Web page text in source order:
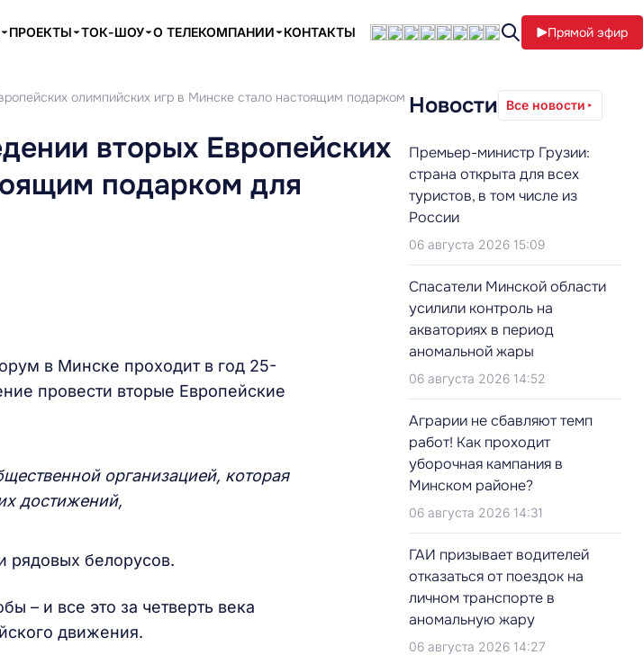
ПРОЕКТЫ ТОК-ШОУ О ТЕЛЕКОМПАНИИ КОНТАКТЫ Прямой эфир
олимпийских игр в Минске стало настоящим подарком для страны
вторых Европейских
подарком для
в Минске проходит в год 25-
провести вторые Европейские
организацией, которая
достижений,
рядовых белорусов.
– и все это за четверть века
движения.
Новости Все новости
Премьер-министр Грузии:
страна открыта для всех
туристов, в том числе из
России
06 августа 2026 15:09
Cпасатели Минской области
усилили контроль на
акваториях в период
аномальной жары
06 августа 2026 14:52
Аграрии не сбавляют темп
работ! Как проходит
уборочная кампания в
Минском районе?
06 августа 2026 14:31
ГАИ призывает водителей
отказаться от поездок на
личном транспорте в
аномальную жару
06 августа 2026 14:27